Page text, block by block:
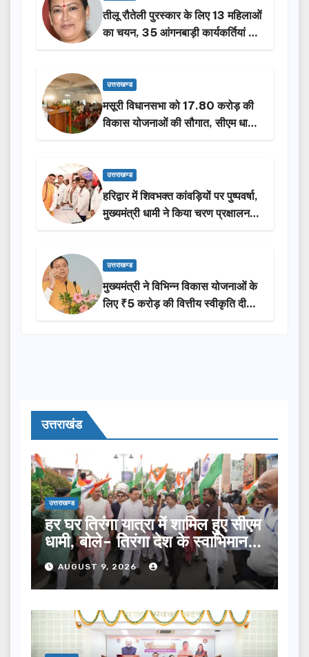
तीलू रौतेली पुरस्कार के लिए 13 महिलाओं
का चयन, 35 आंगनबाड़ी कार्यकर्तियां भी
होंगी सम्मानित…
उत्तराखण्ड
मसूरी विधानसभा को 17.80 करोड़ की
विकास योजनाओं की सौगात, सीएम धामी
ने किया लोकार्पण-शिलान्यास.
उत्तराखण्ड
हरिद्वार में शिवभक्त कांवड़ियों पर पुष्पवर्षा,
मुख्यमंत्री धामी ने किया चरण प्रक्षालन…
उत्तराखण्ड
मुख्यमंत्री ने विभिन्न विकास योजनाओं के
लिए ₹5 करोड़ की वित्तीय स्वीकृति दी…
उत्तराखंड
उत्तराखण्ड
हर घर तिरंगा यात्रा में शामिल हुए सीएम
धामी, बोले- तिरंगा देश के स्वाभिमान
का प्रतीक
AUGUST 9, 2026